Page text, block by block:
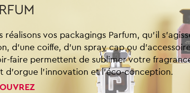
réalisons vos packagings Parfum, qu’il
d’une coiffe, d’un spray cap ou
faire permettent de sublimer votre
d’orgue l’innovation et l’éco-conception.